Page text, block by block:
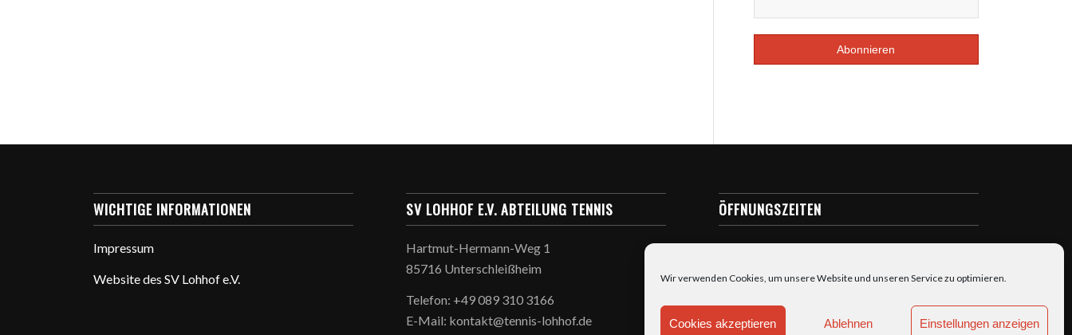
Wir verwenden Cookies, um unsere Website und unseren Service zu optimieren.
Cookies akzeptieren Ablehnen Einstellungen anzeigen
WICHTIGE INFORMATIONEN
Impressum
Website des SV Lohhof e.V.
SV LOHHOF E.V. ABTEILUNG TENNIS
Hartmut-Hermann-Weg 1
85716 Unterschleißheim
Telefon: +49 089 310 3166
E-Mail: kontakt@tennis-lohhof.de
ÖFFNUNGSZEITEN
täglich: 7:00-23:00